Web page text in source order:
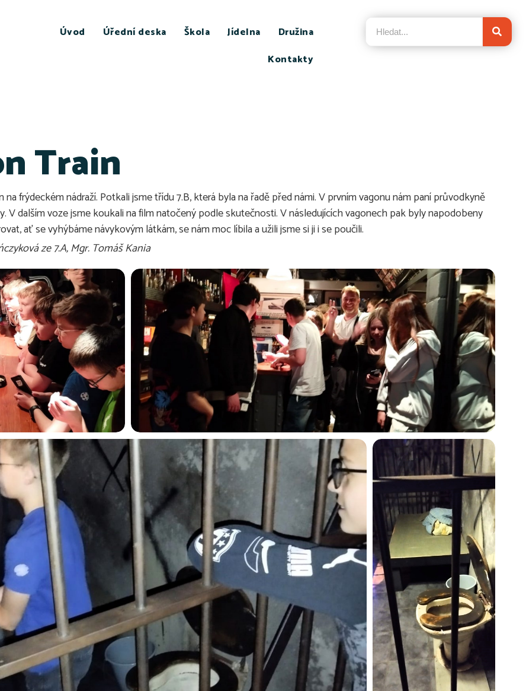
Úvod Úřední deska Škola Jídelna
Družina
Kontakty
Train
frýdeckém nádraží. Potkali jsme třídu 7.B, která byla na řadě před námi. V prvním vagonu nám paní průvodkyně
V dalším voze jsme koukali na film natočený podle skutečnosti. V následujících vagonech pak byly napodobeny
ať se vyhýbáme návykovým látkám, se nám moc líbila a užili jsme si ji i se poučili.
ze 7.A, Mgr. Tomáš Kania